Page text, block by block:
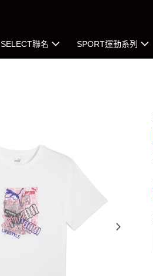
SELECT聯名 SPORT運動系列